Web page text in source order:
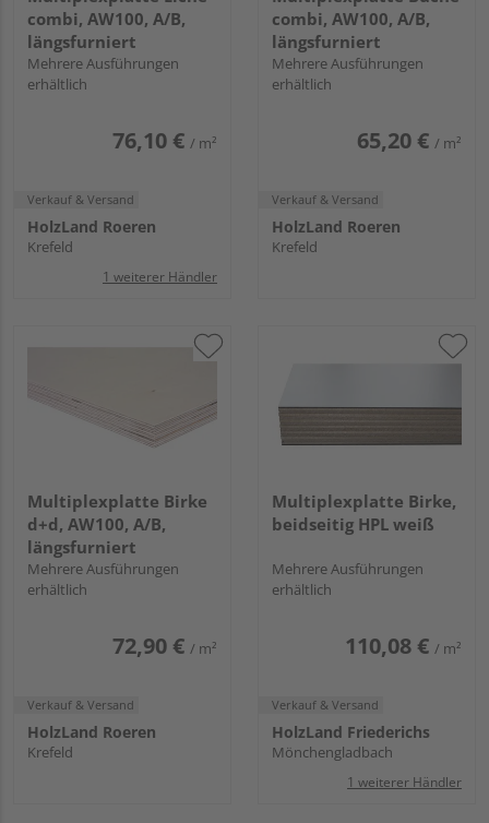
combi, AW100, A/B,
längsfurniert
Mehrere Ausführungen
erhältlich
76,10 € / m²
Verkauf & Versand
HolzLand Roeren
Krefeld
1 weiterer Händler
combi, AW100, A/B,
längsfurniert
Mehrere Ausführungen
erhältlich
65,20 € / m²
Verkauf & Versand
HolzLand Roeren
Krefeld
Multiplexplatte Birke
d+d, AW100, A/B,
längsfurniert
Mehrere Ausführungen
erhältlich
72,90 € / m²
Verkauf & Versand
HolzLand Roeren
Krefeld
Multiplexplatte Birke,
beidseitig HPL weiß
Mehrere Ausführungen
erhältlich
110,08 € / m²
Verkauf & Versand
HolzLand Friederichs
Mönchengladbach
1 weiterer Händler